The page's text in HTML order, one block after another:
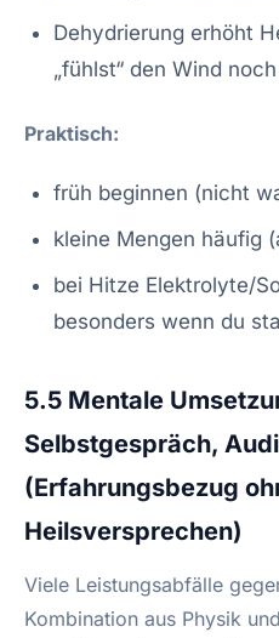
Dehydrierung erhöht
„fühlst“ den Wind
Praktisch:
früh beginnen (nicht
kleine Mengen häufig
bei Hitze Elektrolyte/
besonders wenn du
5.5 Mentale
Selbstgespräch,
(Erfahrungsbezug
Heilsversprechen)
Viele Leistungsabfälle
Kombination aus Physik